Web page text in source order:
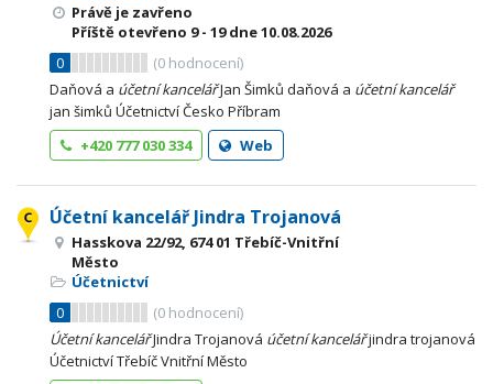
Právě je zavřeno
Příště otevřeno 9 - 19dne 10.08.2026
0
(0 hodnocení)
Daňová a účetní kancelářJan Šimků daňová a účetní kancelář
jan šimků Účetnictví Česko Příbram
+420 777 030 334
Web
Účetní kancelář Jindra Trojanová
Hasskova 22/92, 674 01 Třebíč-Vnitřní
Město
Účetnictví
0
(0 hodnocení)
Účetní kancelářJindra Trojanová účetní kancelářjindra trojanová
Účetnictví Třebíč Vnitřní Město